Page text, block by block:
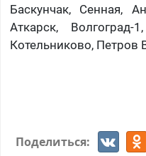
Баскунчак, Сенная,
Аткарск,
Котельниково, Петров
Поделиться: